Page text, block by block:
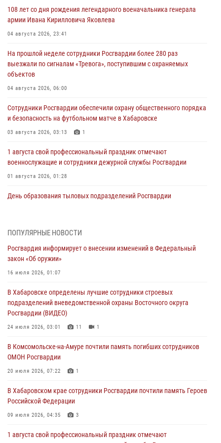
108 лет со дня рождения легендарного военачальника генерала
армии Ивана Кирилловича Яковлева
04 августа 2026, 23:41
На прошлой неделе сотрудники Росгвардии более 280 раз
выезжали по сигналам «Тревога», поступившим с охраняемых
объектов
04 августа 2026, 06:00
Сотрудники Росгвардии обеспечили охрану общественного порядка
и безопасность на футбольном матче в Хабаровске
03 августа 2026, 03:13 1
1 августа свой профессиональный праздник отмечают
военнослужащие и сотрудники дежурной службы Росгвардии
01 августа 2026, 01:28
День образования тыловых подразделений Росгвардии
В Управлении Росгвардии по Хабаровскому краю состоялось
избирательного права
31 июля 2026, 03:26
женщине, потерявшей сознание во время массового мероприятия
29 июля 2026, 23:24 2
В Хабаровске продолжается акция «Каникулы с Росгвардией»
За прошедшую неделю в Хабаровском крае росгвардейцы провели
свыше 120 проверок условий хранения оружия
ПОПУЛЯРНЫЕ НОВОСТИ
Росгвардия информирует о внесении изменений в Федеральный
закон «Об оружии»
16 июля 2026, 01:07
В Хабаровске определены лучшие сотрудники строевых
подразделений вневедомственной охраны Восточного округа
Росгвардии (ВИДЕО)
24 июля 2026, 03:01 11 1
В Комсомольске-на-Амуре почтили память погибших сотрудников
ОМОН Росгвардии
20 июля 2026, 07:22 1
В Хабаровском крае сотрудники Росгвардии почтили память Героев
Российской Федерации
09 июля 2026, 04:35 3
1 августа свой профессиональный праздник отмечают